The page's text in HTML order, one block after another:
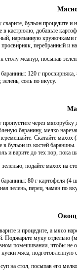
сварите, бульон процедите
в кастрюлю, добавьте
нарезанную кружочками
просвирняк, перебранный и
столу мсапур, посыпав
120 г просвирняка,
соль по вкусу.
пропустите через
баранину, мелко
Скатайте махох
в бульон из костей
и варите до тех пор, пока
подайте махох на
80 г картофеля (4
зелень, перец, чаман по
и процедите, а мясо
Поджарьте муку отдельно
помешивании, чтобы не
куски мяса, подготовленную
на стол, посыпав его